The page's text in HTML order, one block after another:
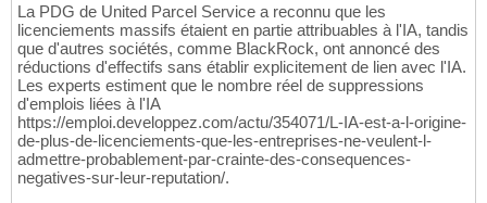
La PDG de United Parcel Service a reconnu que les
licenciements massifs étaient en partie attribuables à l'IA, tandis
que d'autres sociétés, comme BlackRock, ont annoncé des
réductions d'effectifs sans établir explicitement de lien avec l'IA.
Les experts estiment que le nombre réel de suppressions
d'emplois liées à l'IA
https://emploi.developpez.com/actu/354071/L-IA-est-a-l-origine-
de-plus-de-licenciements-que-les-entreprises-ne-veulent-l-
admettre-probablement-par-crainte-des-consequences-
negatives-sur-leur-reputation/.